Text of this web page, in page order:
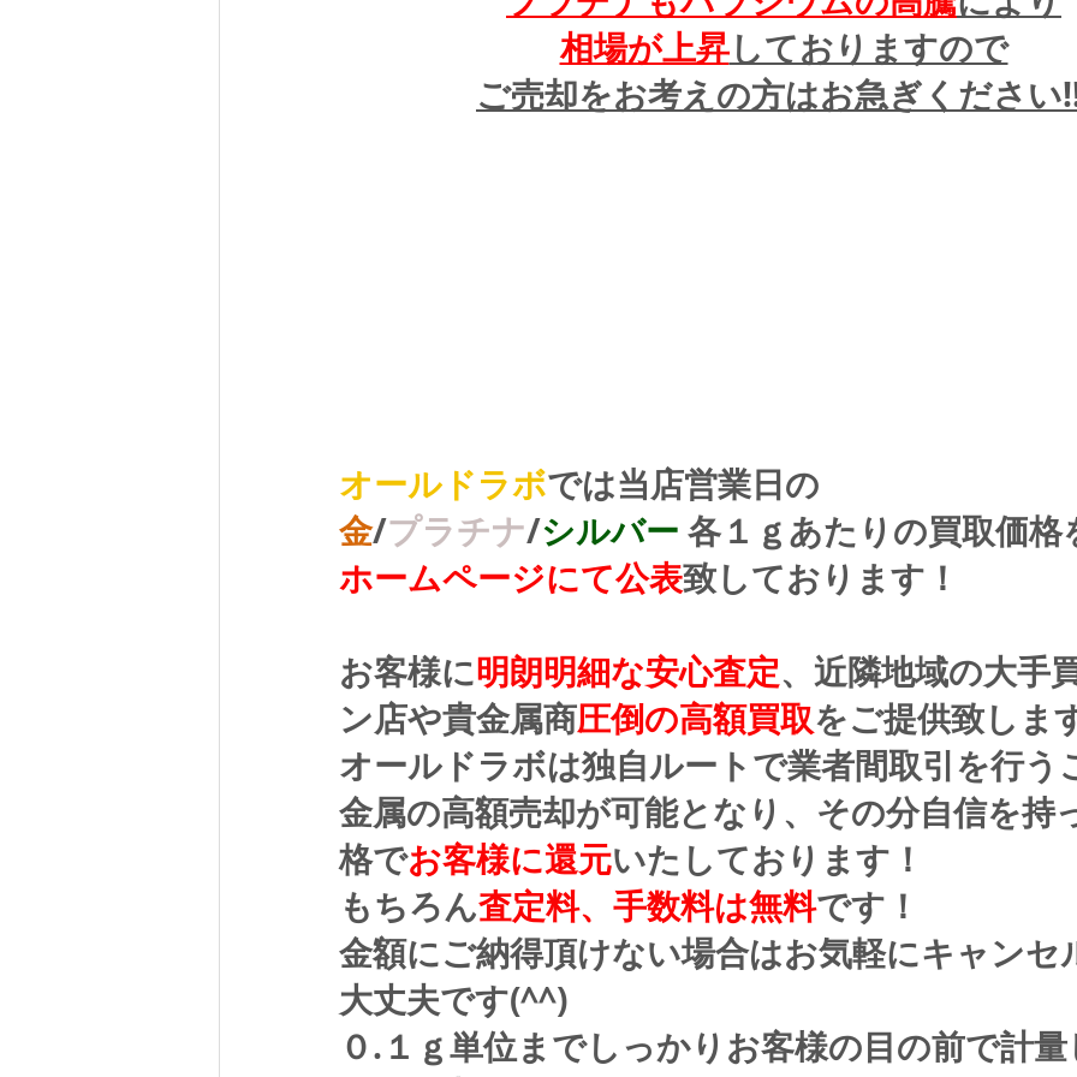
相場が上昇しておりますので
ご売却をお考えの方はお急ぎください
オールドラボでは当店営業日の
金/プラチナ/シルバー 各１ｇあたりの買取価格
ホームページにて公表致しております！
お客様に明朗明細な安心査定、近隣地域の大手
ン店や貴金属商圧倒の高額買取をご提供致しま
オールドラボは独自ルートで業者間取引を行う
金属の高額売却が可能となり、その分自信を持
格でお客様に還元いたしております！
もちろん査定料、手数料は無料です！
金額にご納得頂けない場合はお気軽にキャンセ
大丈夫です(^^)
０.１ｇ単位までしっかりお客様の目の前で計